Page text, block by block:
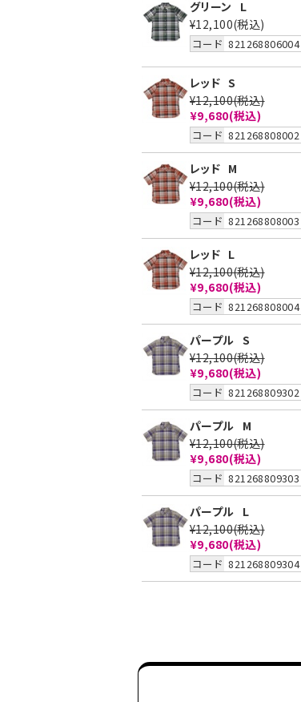
グリーン
L
¥12,100(税込)
コード 821268806004
レッド S
¥12,100(税込)
¥9,680(税込)
コード 821268808002
レッド M
¥12,100(税込)
¥9,680(税込)
コード 821268808003
レッド L
¥12,100(税込)
¥9,680(税込)
コード 821268808004
パープル S
¥12,100(税込)
¥9,680(税込)
コード 821268809302
パープル M
¥12,100(税込)
¥9,680(税込)
コード 821268809303
パープル L
¥12,100(税込)
¥9,680(税込)
コード 821268809304